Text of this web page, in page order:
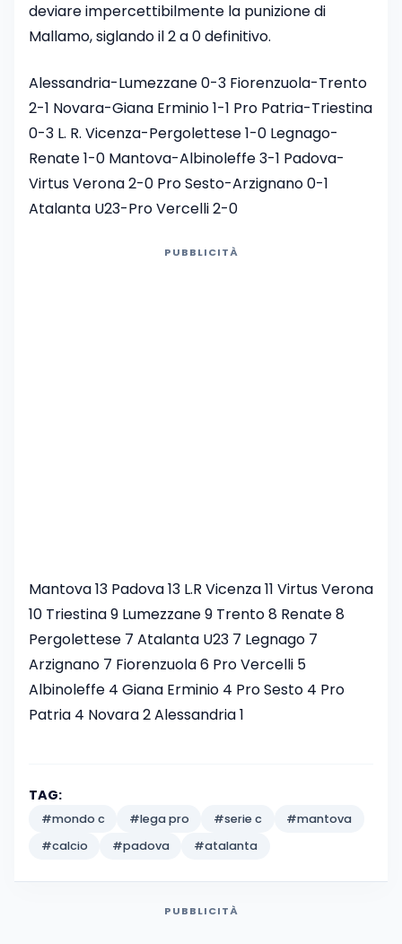
deviare impercettibilmente la punizione di
Mallamo, siglando il 2 a 0 definitivo.
Alessandria-Lumezzane 0-3 Fiorenzuola-Trento
2-1 Novara-Giana Erminio 1-1 Pro Patria-Triestina
0-3 L. R. Vicenza-Pergolettese 1-0 Legnago-
Renate 1-0 Mantova-Albinoleffe 3-1 Padova-
Virtus Verona 2-0 Pro Sesto-Arzignano 0-1
Atalanta U23-Pro Vercelli 2-0
PUBBLICITÀ
Mantova 13 Padova 13 L.R Vicenza 11 Virtus Verona
10 Triestina 9 Lumezzane 9 Trento 8 Renate 8
Pergolettese 7 Atalanta U23 7 Legnago 7
Arzignano 7 Fiorenzuola 6 Pro Vercelli 5
Albinoleffe 4 Giana Erminio 4 Pro Sesto 4 Pro
Patria 4 Novara 2 Alessandria 1
TAG:
#mondo c #lega pro #serie c
#mantova
#calcio
#padova #atalanta
PUBBLICITÀ